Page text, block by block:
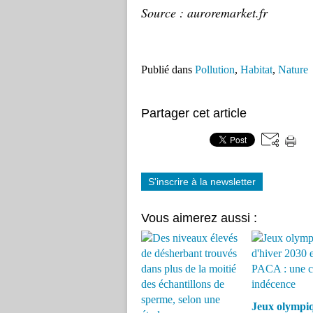
Source : auroremarket.fr
Publié dans Pollution, Habitat, Nature
Partager cet article
S'inscrire à la newsletter
Vous aimerez aussi :
Jeux